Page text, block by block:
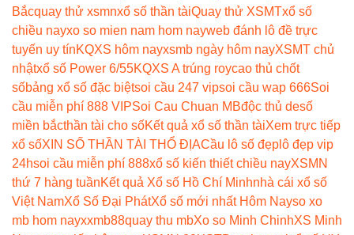
Bắcquay thử xsmnxổ số thần tàiQuay thử XSMTxổ số
chiều nayxo so mien nam hom nayweb đánh lô đề trực
tuyến uy tínKQXS hôm nayxsmb ngày hôm nayXSMT chủ
nhậtxổ số Power 6/55KQXS A trúng roycao thủ chốt
sốbảng xổ số đặc biệtsoi cầu 247 vipsoi cầu wap 666Soi
cầu miễn phí 888 VIPSoi Cau Chuan MBđộc thủ desố
miền bắcthần tài cho sốKết quả xổ số thần tàiXem trực tiếp
xổ sốXIN SỐ THẦN TÀI THỔ ĐỊACầu lô số đẹp lô đẹp vip
24hsoi cầu miễn phí 888xổ số kiến thiết chiều nayXSMN
thứ 7 hàng tuầnKết quả Xổ số Hồ Chí Minhnhà cái xổ số
Việt NamXổ Số Đại PhátXổ số mới nhất Hôm Nayso xo
mb hom nayxxmb88quay thu mbXo so Minh ChinhXS Minh